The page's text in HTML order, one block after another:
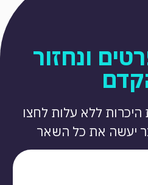
ונחזור
ללא עלות לחצו
יעשה את כל השאר